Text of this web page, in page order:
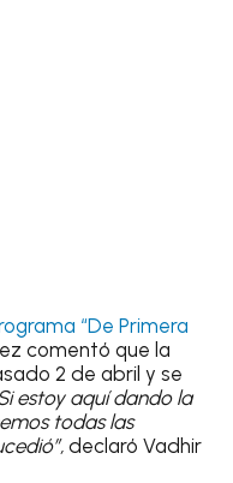
“De Primera
comentó que la
2 de abril y se
estoy aquí dando la
todas las
declaró Vadhir